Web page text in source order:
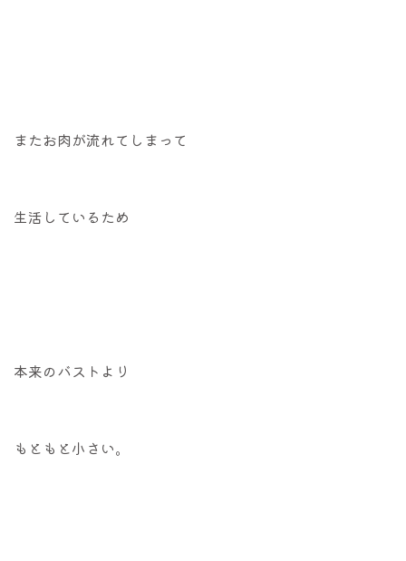
またお肉が流れてしまって
生活しているため
本来のバストより
もともと小さい。